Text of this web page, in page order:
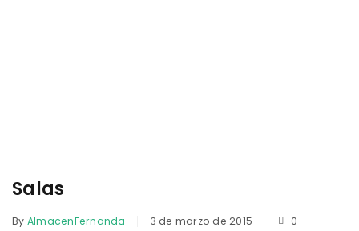
Salas
By AlmacenFernanda 3 de marzo de 2015 0